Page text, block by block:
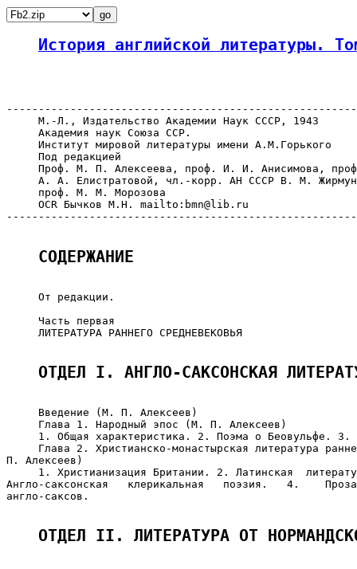
История английской литературы.
     М.-Л., Издательство Академии Наук СССР, 1943
     Академия наук Союза ССР.
     Институт мировой литературы имени А.М.Горького
     Под редакцией
Проф. М. П. Алексеева, проф. И. И. Анисимова,
А. А. Елистратовой, чл.-корр. АН СССР В. М.
     проф. М. М. Морозова
     OCR Бычков М.Н. mailto:bmn@lib.ru
СОДЕРЖАНИЕ
     От редакции.
     Часть первая
     ЛИТЕРАТУРА РАННЕГО СРЕДНЕВЕКОВЬЯ
ОТДЕЛ I. АНГЛО-САКСОНСКАЯ
     Введение (М. П. Алексеев)
     Глава 1. Народный эпос (М. П. Алексеев)
1. Общая характеристика. 2. Поэма о Беовульфе. 3.
Глава 2. Христианско-монастырская литература
П. Алексеев)
1. Христианизация Британии. 2. Латинская
Англо-саксонская   клерикальная   поэзия.   4.
англо-саксов.
ОТДЕЛ II. ЛИТЕРАТУРА ОТ